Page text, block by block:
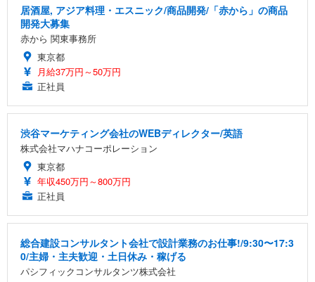
居酒屋, アジア料理・エスニック/商品開発/「赤から」の商品
開発大募集
赤から 関東事務所
東京都
月給37万円～50万円
正社員
渋谷マーケティング会社のWEBディレクター/英語
株式会社マハナコーポレーション
東京都
年収450万円～800万円
正社員
総合建設コンサルタント会社で設計業務のお仕事!/9:30〜17:3
0/主婦・主夫歓迎・土日休み・稼げる
パシフィックコンサルタンツ株式会社